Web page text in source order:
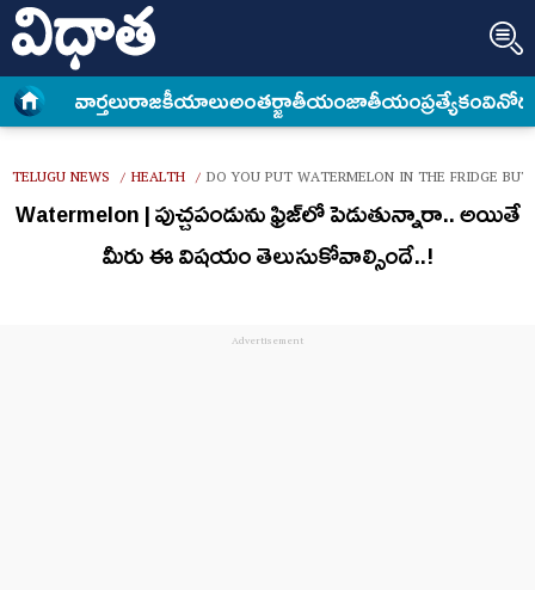
వార్త‌లురాజకీయాలుఅంత‌ర్జాతీయంజాతీయంప్రత్యేకం
TELUGU NEWS / HEALTH / DO YOU PUT WATERMELON IN THE FRIDGE
Watermelon | పుచ్చపండును ఫ్రిజ్‌లో పెడుతున్నారా.. అయితే
మీరు ఈ విషయం తెలుసుకోవాల్సిందే..!